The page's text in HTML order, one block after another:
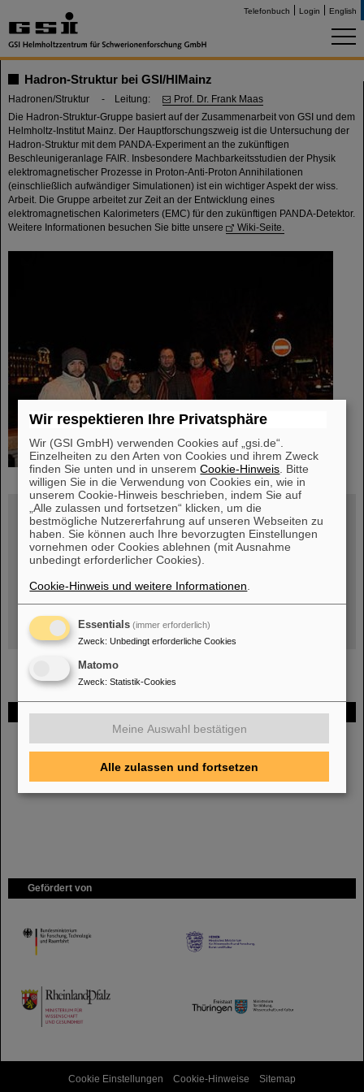
Telefonbuch Login English
FAIR
mehr.
Gefördert von
HMWK
TMWWDG
Hadron-Struktur bei GSI/HIMainz
Hadronen/Struktur - Leitung:
Prof. Dr. Frank Maas
Die Hadron-Struktur-Gruppe basiert auf der Zusammenarbeit von GSI und dem
Helmholtz-Institut Mainz. Der Hauptforschungszweig ist die Untersuchung der
Hadron-Struktur mit dem PANDA-Experiment an the zukünftigen
Beschleunigeranlage FAIR. Insbesondere Machbarkeitsstudien der Physik
elektromagnetischer Prozesse in Proton-Anti-Proton Annihilationen
(einschließlich aufwändiger Simulationen) ist ein wichtiger Aspekt der wiss.
Arbeit. Die Gruppe arbeitet zur Zeit an der Entwicklung eines
elektromagnetischen Kalorimeters (EMC) für den zukünftigen PANDA-Detektor.
Weitere Informationen besuchen Sie bitte unsere
Wiki-Seite.
Wissenschaftlicher Jahresbericht
Herunterladen der neuesten Ausgabe
Internationales Sommerstudenten -Programm
Wissenschaftliche Sitzungen/Seminare bei GSI
Cookie Einstellungen Cookie-Hinweise Sitemap
Wir respektieren Ihre Privatsphäre
Wir (GSI GmbH) verwenden Cookies auf „gsi.de“.
Einzelheiten zu den Arten von Cookies und ihrem Zweck
finden Sie unten und in unseremCookie-Hinweis . Bitte
willigen Sie in die Verwendung von Cookies ein, wie in
unserem Cookie-Hinweis beschrieben, indem Sie auf
„Alle zulassen und fortsetzen“ klicken, um die
bestmögliche Nutzererfahrung auf unseren Webseiten zu
haben. Sie können auch Ihre bevorzugten Einstellungen
vornehmen oder Cookies ablehnen (mit Ausnahme
unbedingt erforderlicher Cookies).
Cookie-Hinweis und weitere Informationen
Essentials (immer erforderlich)
Zweck: Unbedingt erforderliche Cookies
Matomo
Zweck: Statistik-Cookies
Meine Auswahl bestätigen
Alle zulassen und fortsetzen